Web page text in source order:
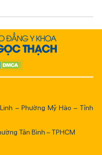
– Phường Mỹ Hào – Tỉnh
Tân Bình – TPHCM